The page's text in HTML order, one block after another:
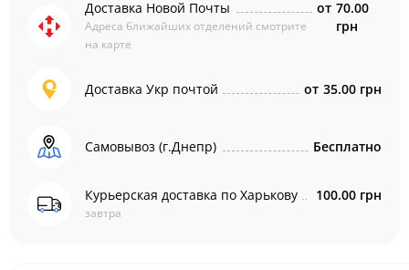
Доставка Новой Почты
Адреса ближайших отделений смотрите
на карте
от 70.00
грн
Доставка Укр почтой от 35.00 грн
Самовывоз (г.Днепр) Бесплатно
Курьерская доставка по Харькову
завтра
100.00 грн